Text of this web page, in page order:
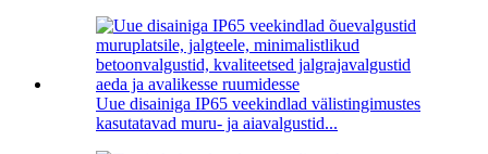
Uue disainiga IP65 veekindlad välistingimustes
kasutatavad muru- ja aiavalgustid...